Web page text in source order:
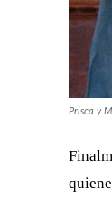
La
El